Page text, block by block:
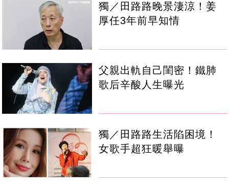
獨／田路路晚景淒涼！姜
厚任3年前早知情
父親出軌自己閨密！鐵肺
歌后辛酸人生曝光
獨／田路路生活陷困境！
女歌手超狂暖舉曝